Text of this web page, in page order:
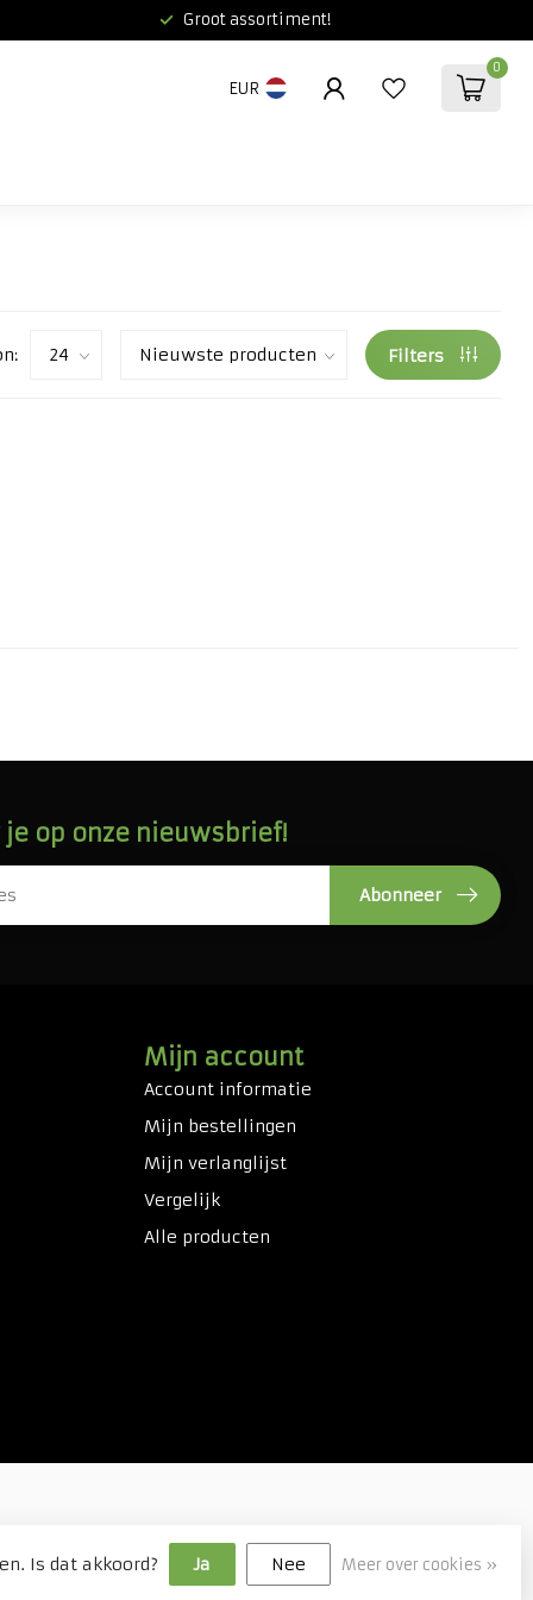
Groot assortiment!
EUR
0
Filters
je op onze nieuwsbrief!
Abonneer
Mijn account
Account informatie
Mijn bestellingen
Mijn verlanglijst
Vergelijk
Alle producten
Is dat akkoord? Ja Nee Meer over cookies »